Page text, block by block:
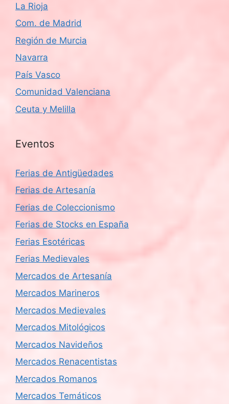
La Rioja
Com. de Madrid
Región de Murcia
Navarra
País Vasco
Comunidad Valenciana
Ceuta y Melilla
Eventos
Ferias de Antigüedades
Ferias de Artesanía
Ferias de Coleccionismo
Ferias de Stocks en España
Ferias Esotéricas
Ferias Medievales
Mercados de Artesanía
Mercados Marineros
Mercados Medievales
Mercados Mitológicos
Mercados Navideños
Mercados Renacentistas
Mercados Romanos
Mercados Temáticos